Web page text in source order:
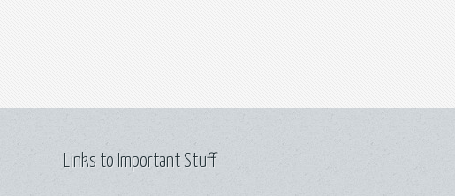
Links to Important Stuff